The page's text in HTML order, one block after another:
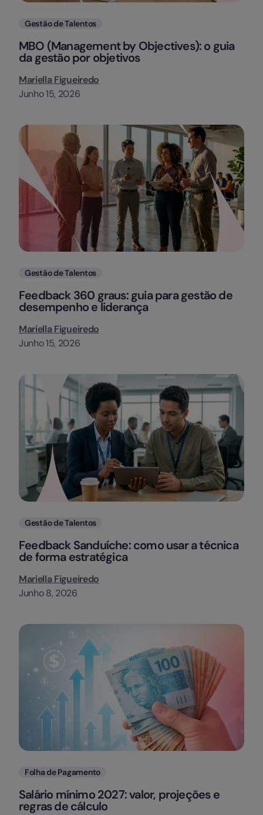
Categorias
Gestão de Talentos
MBO (Management by Objectives): o guia
da gestão por objetivos
Mariella Figueiredo
Junho 15, 2026
Categorias
Gestão de Talentos
Feedback 360 graus: guia para gestão de
desempenho e liderança
Mariella Figueiredo
Junho 15, 2026
Categorias
Gestão de Talentos
Feedback Sanduíche: como usar a técnica
de forma estratégica
Mariella Figueiredo
Junho 8, 2026
Categorias
Folha de Pagamento
Salário mínimo 2027: valor, projeções e
regras de cálculo